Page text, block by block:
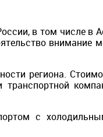
в том числе в
внимание
региона.
с